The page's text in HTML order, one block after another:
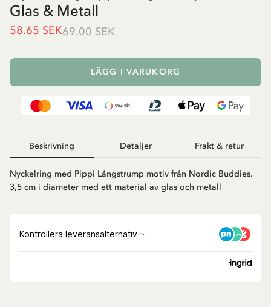
Glas & Metall
58.65 SEK69.00 SEK
LÄGG I VARUKORG
Beskrivning Detaljer Frakt & retur
Nyckelring med Pippi Långstrump motiv från Nordic Buddies.
3,5 cm i diameter med ett material av glas och metall